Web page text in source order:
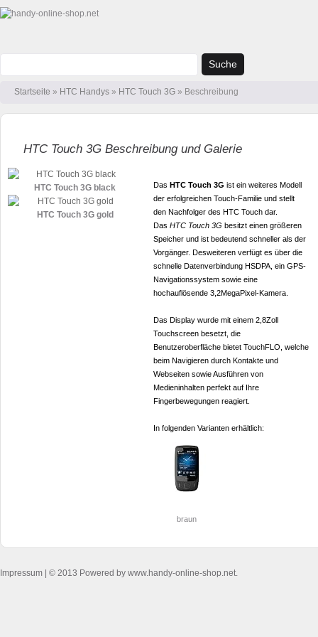
Suche
Startseite » HTC Handys » HTC Touch 3G » Beschreibung
HTC Touch 3G Beschreibung und Galerie
Das HTC Touch 3G ist ein weiteres Modell
der erfolgreichen Touch-Familie und stellt
den Nachfolger des HTC Touch dar.
Das HTC Touch 3G besitzt einen größeren
Speicher und ist bedeutend schneller als der
Vorgänger. Desweiteren verfügt es über die
schnelle Datenverbindung HSDPA, ein GPS-
Navigationssystem sowie eine
hochauflösende 3,2MegaPixel-Kamera.
Das Display wurde mit einem 2,8Zoll
Touchscreen besetzt, die
Benutzeroberfläche bietet TouchFLO, welche
beim Navigieren durch Kontakte und
Webseiten sowie Ausführen von
Medieninhalten perfekt auf Ihre
Fingerbewegungen reagiert.
In folgenden Varianten erhältlich:
braun
HTC Touch 3G black
HTC Touch 3G gold
Impressum | © 2013 Powered by www.handy-online-shop.net.